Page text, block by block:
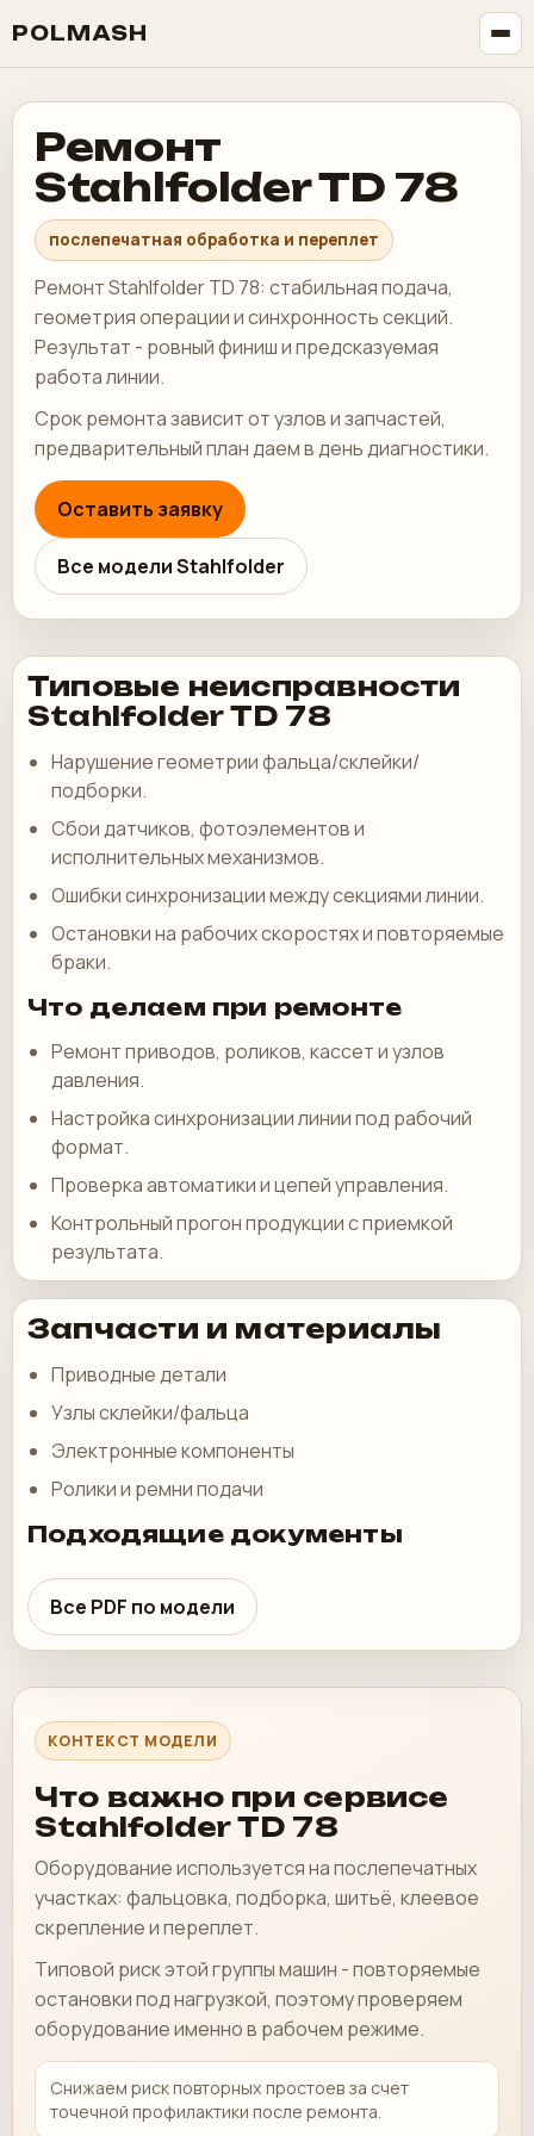
POLMASH
Ремонт
Stahlfolder TD 78
послепечатная обработка и переплет
Ремонт Stahlfolder TD 78: стабильная подача,
геометрия операции и синхронность секций.
Результат - ровный финиш и предсказуемая
работа линии.
Срок ремонта зависит от узлов и запчастей,
предварительный план даем в день диагностики.
Оставить заявку
Все модели Stahlfolder
Типовые неисправности
Stahlfolder TD 78
Нарушение геометрии фальца/склейки/
подборки.
Сбои датчиков, фотоэлементов и
исполнительных механизмов.
Ошибки синхронизации между секциями линии.
Остановки на рабочих скоростях и повторяемые
браки.
Что делаем при ремонте
Ремонт приводов, роликов, кассет и узлов
давления.
Настройка синхронизации линии под рабочий
формат.
Проверка автоматики и цепей управления.
Контрольный прогон продукции с приемкой
результата.
Запчасти и материалы
Приводные детали
Узлы склейки/фальца
Электронные компоненты
Ролики и ремни подачи
Подходящие документы
Все PDF по модели
КОНТЕКСТ МОДЕЛИ
Что важно при сервисе
Stahlfolder TD 78
Оборудование используется на послепечатных
участках: фальцовка, подборка, шитьё, клеевое
скрепление и переплет.
Типовой риск этой группы машин - повторяемые
остановки под нагрузкой, поэтому проверяем
оборудование именно в рабочем режиме.
Снижаем риск повторных простоев за счет
точечной профилактики после ремонта.